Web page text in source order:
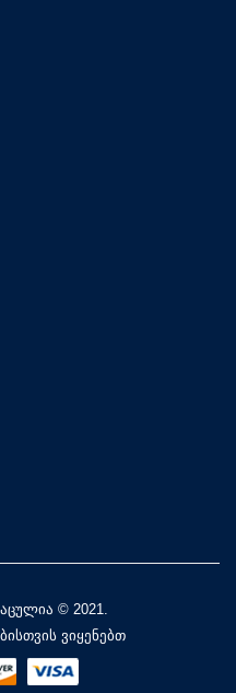
© 2021.
ვიყენებთ